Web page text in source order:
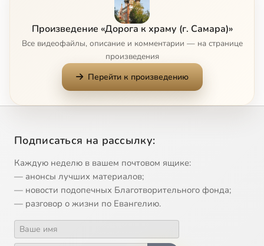
Христианское понимание истории
9 Новомученики и исповедники Российские
Новый Завет
11 Падение Константинополя
12
Новый Завет и его влияние на человека
14 Православные святыни в России
15
Произведение «Дорога к храму (г. Самара)»
Все видеофайлы, описание и комментарии — на странице
произведения
Перейти к произведению
Подписаться на рассылку:
Каждую неделю в вашем почтовом ящике:
— анонсы лучших материалов;
— новости подопечных Благотворительного фонда;
— разговор о жизни по Евангелию.